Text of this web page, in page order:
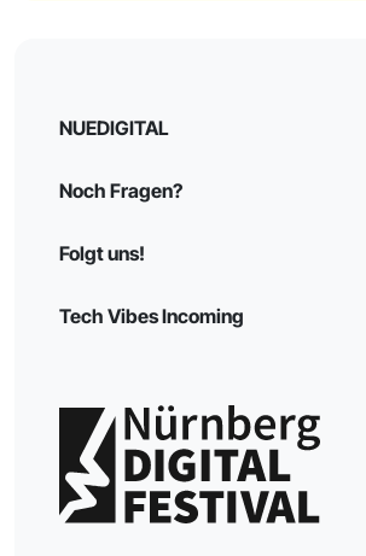
NUEDIGITAL
Noch Fragen?
Folgt uns!
Tech Vibes Incoming